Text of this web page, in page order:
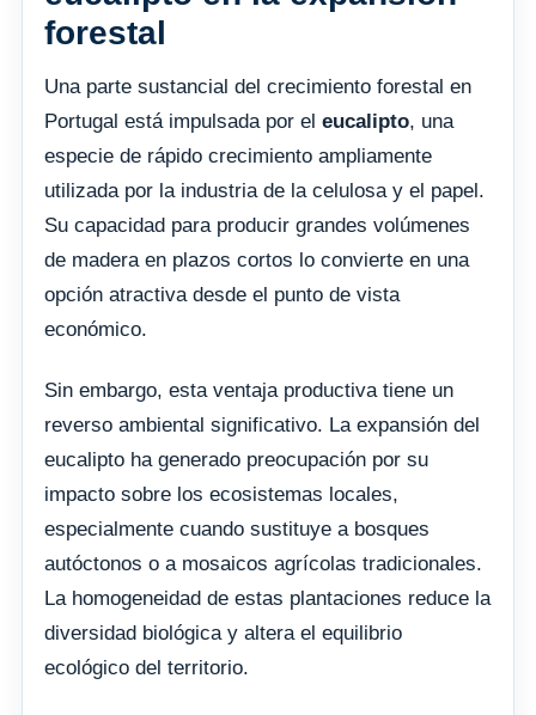
forestal
Una parte sustancial del crecimiento forestal en
Portugal está impulsada por el eucalipto, una
especie de rápido crecimiento ampliamente
utilizada por la industria de la celulosa y el papel.
Su capacidad para producir grandes volúmenes
de madera en plazos cortos lo convierte en una
opción atractiva desde el punto de vista
económico.
Sin embargo, esta ventaja productiva tiene un
reverso ambiental significativo. La expansión del
eucalipto ha generado preocupación por su
impacto sobre los ecosistemas locales,
especialmente cuando sustituye a bosques
autóctonos o a mosaicos agrícolas tradicionales.
La homogeneidad de estas plantaciones reduce la
diversidad biológica y altera el equilibrio
ecológico del territorio.